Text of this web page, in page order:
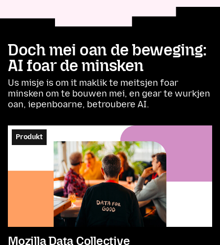
Doch mei oan de beweging:
AI foar de minsken
Us misje is om it maklik te meitsjen foar
minsken om te bouwen mei, en gear te wurkjen
oan, iepenboarne, betroubere AI.
Mozilla Data Collective
Produkt